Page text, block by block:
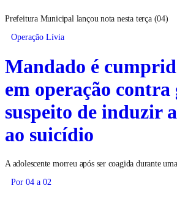
Prefeitura Municipal lançou nota nesta terça (04)
Operação Lívia
Mandado é
em operação contra
suspeito de induzir
ao suicídio
A adolescente morreu após ser coagida durante
Por 04 a 02